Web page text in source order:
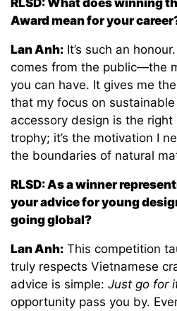
Award mean for your
Lan Anh: It’s such an
comes from the public—the
you can have. It gives me
that my focus on
accessory design is the right
trophy; it’s the motivation I
the boundaries of natural
RLSD: As a winner
your advice for young
going global?
Lan Anh: This competition
truly respects Vietnamese
advice is simple: Just go for
opportunity pass you by.